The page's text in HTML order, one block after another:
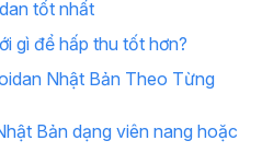
tốt nhất
gì để hấp thu tốt hơn?
Nhật Bản Theo Từng
Bản dạng viên nang hoặc